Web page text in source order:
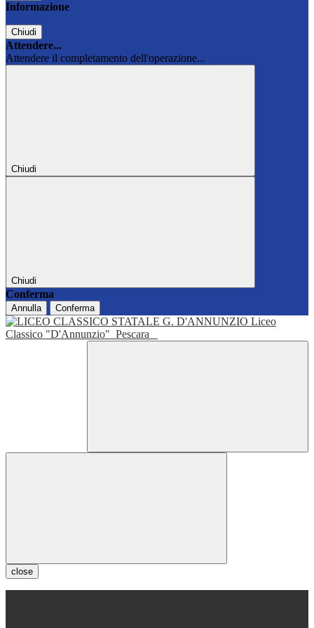
Informazione
Chiudi
Attendere...
Attendere il completamento dell'operazione...
Chiudi
Chiudi
Conferma
Annulla Conferma
Liceo
Classico "D'Annunzio" Pescara
close